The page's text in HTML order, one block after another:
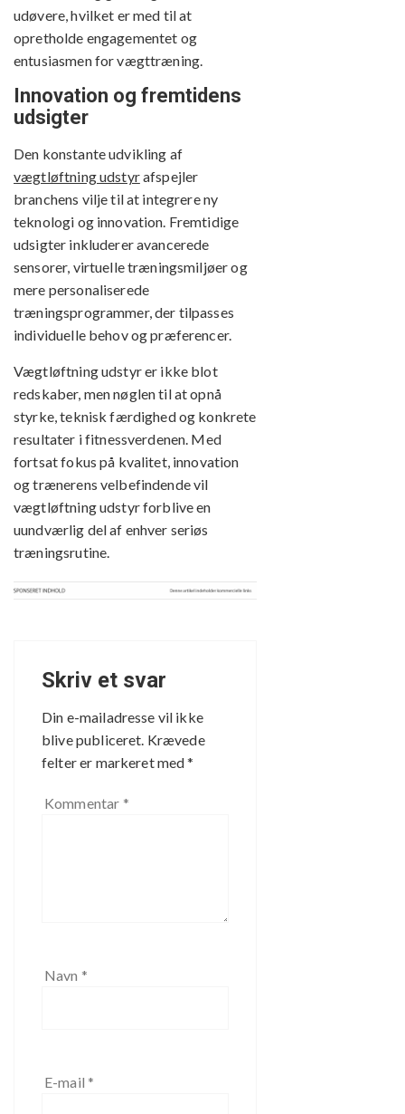
udøvere, hvilket er med til at
opretholde engagementet og
entusiasmen for vægttræning.
Innovation og fremtidens
udsigter
Den konstante udvikling af
vægtløftning udstyrafspejler
branchens vilje til at integrere ny
teknologi og innovation. Fremtidige
udsigter inkluderer avancerede
sensorer, virtuelle træningsmiljøer og
mere personaliserede
træningsprogrammer, der tilpasses
individuelle behov og præferencer.
Vægtløftning udstyr er ikke blot
redskaber, men nøglen til at opnå
styrke, teknisk færdighed og konkrete
resultater i fitnessverdenen. Med
fortsat fokus på kvalitet, innovation
og trænerens velbefindende vil
vægtløftning udstyr forblive en
uundværlig del af enhver seriøs
træningsrutine.
Skriv et svar
Din e-mailadresse vil ikke
blive publiceret. Krævede
felter er markeret med*
Kommentar *
Navn *
E-mail *